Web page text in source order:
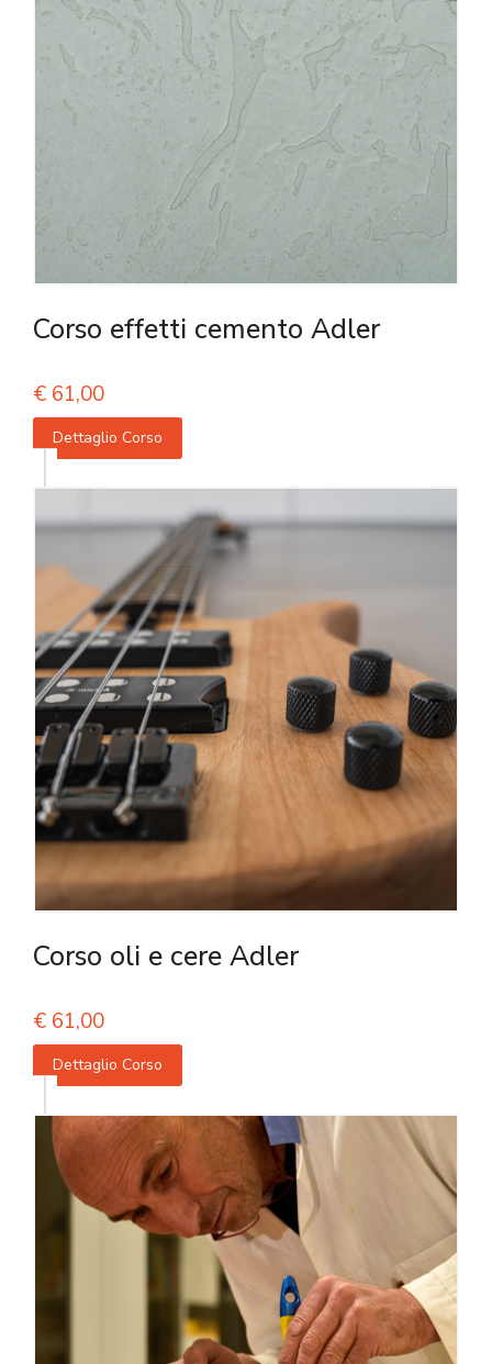
Corso effetti cemento Adler
€ 61,00
Dettaglio Corso
Corso oli e cere Adler
€ 61,00
Dettaglio Corso